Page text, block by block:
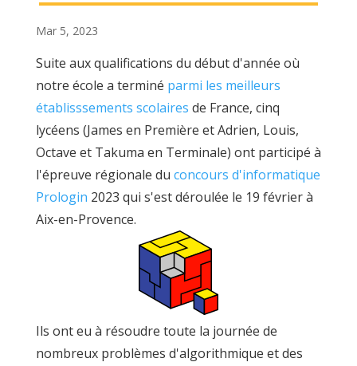
Mar 5, 2023
Suite aux qualifications du début d'année où
notre école a terminé parmi les meilleurs
établisssements scolaires de France, cinq
lycéens (James en Première et Adrien, Louis,
Octave et Takuma en Terminale) ont participé à
l'épreuve régionale du concours d'informatique
Prologin 2023 qui s'est déroulée le 19 février à
Aix-en-Provence.
Ils ont eu à résoudre toute la journée de
nombreux problèmes d'algorithmique et des